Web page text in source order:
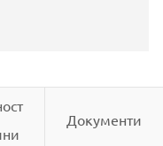
Документи